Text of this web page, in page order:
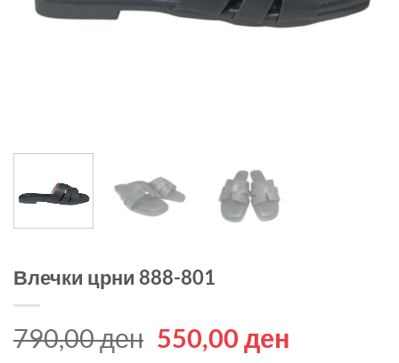
Влечки црни 888-801
790,00ден Original
550,00 ден